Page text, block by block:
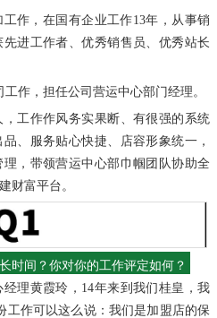
作，在国有企业工作13年，从事销
进工作者、优秀销售员、优秀站长
作，担任公司营运中心部门经理。
工作作风务实果断、有很强的系统
、服务贴心快捷、店容形象统一，
，带领营运中心部巾帼团队协助全
财富平台。
时间？ 你对你的工作评定如何？
理黄霞玲， 14年来到我们桂皇 ，我
工作可以这么说： 我们是加盟店的保